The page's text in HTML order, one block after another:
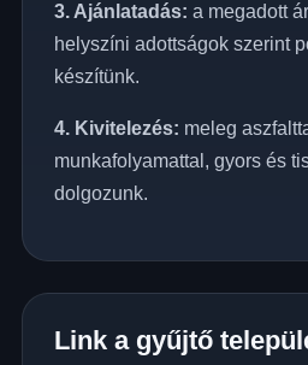
3. Ajánlatadás: a megadott
helyszíni adottságok szerint
készítünk.
4. Kivitelezés: meleg
munkafolyamattal, gyors és
dolgozunk.
Link a gyűjtő